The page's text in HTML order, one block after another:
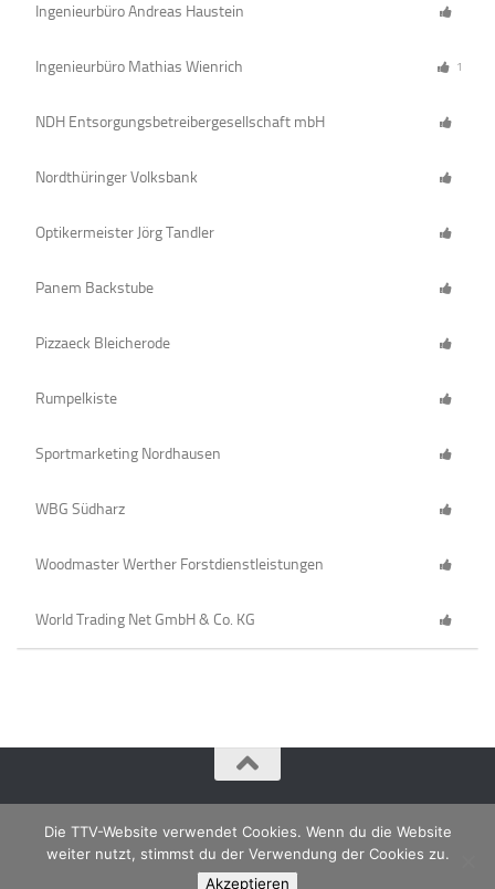
Ingenieurbüro Andreas Haustein
Ingenieurbüro Mathias Wienrich 1
NDH Entsorgungsbetreibergesellschaft mbH
Nordthüringer Volksbank
Optikermeister Jörg Tandler
Panem Backstube
Pizzaeck Bleicherode
Rumpelkiste
Sportmarketing Nordhausen
WBG Südharz
Woodmaster Werther Forstdienstleistungen
World Trading Net GmbH & Co. KG
Die TTV-Website verwendet Cookies. Wenn du die Website
weiter nutzt, stimmst du der Verwendung der Cookies zu.
Akzeptieren